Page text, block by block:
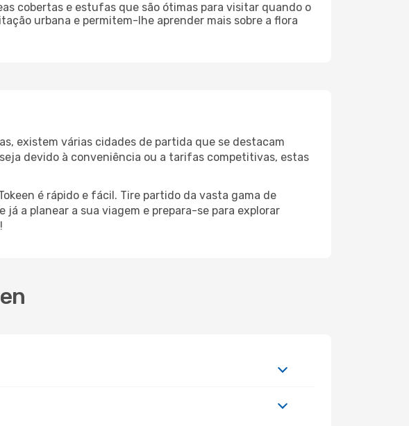
cobertas e estufas que são ótimas para visitar quando o
urbana e permitem-lhe aprender mais sobre a flora
existem várias cidades de partida que se destacam
devido à conveniência ou a tarifas competitivas, estas
é rápido e fácil. Tire partido da vasta gama de
a planear a sua viagem e prepara-se para explorar